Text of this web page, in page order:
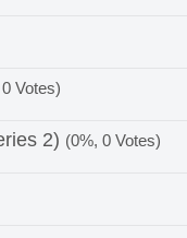
Votes)
2) (0%, 0 Votes)